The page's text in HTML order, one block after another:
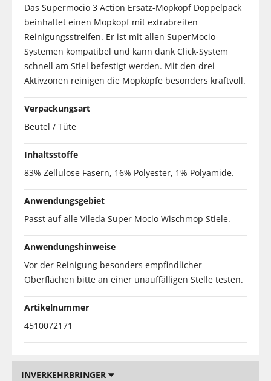
Das Supermocio 3 Action Ersatz-Mopkopf Doppelpack
beinhaltet einen Mopkopf mit extrabreiten
Reinigungsstreifen. Er ist mit allen SuperMocio-
Systemen kompatibel und kann dank Click-System
schnell am Stiel befestigt werden. Mit den drei
Aktivzonen reinigen die Mopköpfe besonders kraftvoll.
Verpackungsart
Beutel / Tüte
Inhaltsstoffe
83% Zellulose Fasern, 16% Polyester, 1% Polyamide.
Anwendungsgebiet
Passt auf alle Vileda Super Mocio Wischmop Stiele.
Anwendungshinweise
Vor der Reinigung besonders empfindlicher
Oberflächen bitte an einer unauffälligen Stelle testen.
Artikelnummer
4510072171
INVERKEHRBRINGER